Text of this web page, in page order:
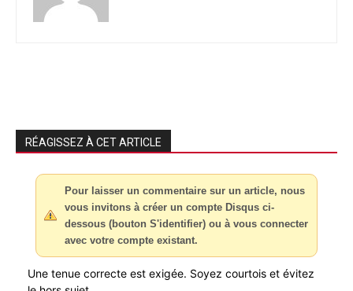
RÉAGISSEZ À CET ARTICLE
Pour laisser un commentaire sur un article, nous
vous invitons à créer un compte Disqus ci-
dessous (bouton S'identifier) ou à vous connecter
avec votre compte existant.
Une tenue correcte est exigée. Soyez courtois et évitez